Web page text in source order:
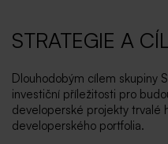
STRATEGIE A
Dlouhodobým cílem skupiny
investiční příležitosti pro
developerské projekty trvalé
developerského portfolia.